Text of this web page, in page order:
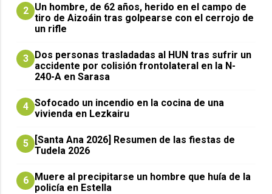
2 Un hombre, de 62 años, herido en el campo de
tiro de Aizoáin tras golpearse con el cerrojo de
un rifle
3 ​Dos personas trasladadas al HUN tras sufrir un
accidente por colisión frontolateral en la N-
240-A en Sarasa
4 Sofocado un incendio en la cocina de una
vivienda en Lezkairu
5
[Santa Ana 2026] Resumen de las fiestas de
Tudela 2026
6 Muere al precipitarse un hombre que huía de la
policía en Estella